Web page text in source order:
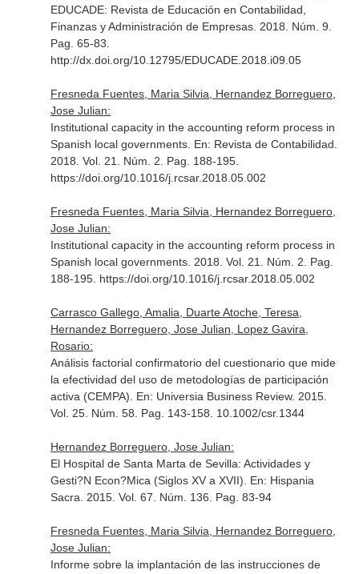
EDUCADE: Revista de Educación en Contabilidad,
Finanzas y Administración de Empresas. 2018. Núm. 9.
Pag. 65-83.
http://dx.doi.org/10.12795/EDUCADE.2018.i09.05
Fresneda Fuentes, Maria Silvia, Hernandez Borreguero,
Jose Julian:
Institutional capacity in the accounting reform process in
Spanish local governments. En: Revista de Contabilidad
2018. Vol. 21. Núm. 2. Pag. 188-195.
https://doi.org/10.1016/j.rcsar.2018.05.002
Fresneda Fuentes, Maria Silvia, Hernandez Borreguero,
Jose Julian:
Institutional capacity in the accounting reform process in
Spanish local governments. 2018. Vol. 21. Núm. 2. Pag.
188-195. https://doi.org/10.1016/j.rcsar.2018.05.002
Carrasco Gallego, Amalia, Duarte Atoche, Teresa,
Hernandez Borreguero, Jose Julian, Lopez Gavira,
Rosario:
Análisis factorial confirmatorio del cuestionario que mide
la efectividad del uso de metodologías de participación
activa (CEMPA). En: Universia Business Review. 2015.
Vol. 25. Núm. 58. Pag. 143-158. 10.1002/csr.1344
Hernandez Borreguero, Jose Julian:
El Hospital de Santa Marta de Sevilla: Actividades y
Gesti?N Econ?Mica (Siglos XV a XVII). En: Hispania
Sacra . 2015. Vol. 67. Núm. 136. Pag. 83-94
Fresneda Fuentes, Maria Silvia, Hernandez Borreguero,
Jose Julian:
Informe sobre la implantación de las instrucciones de